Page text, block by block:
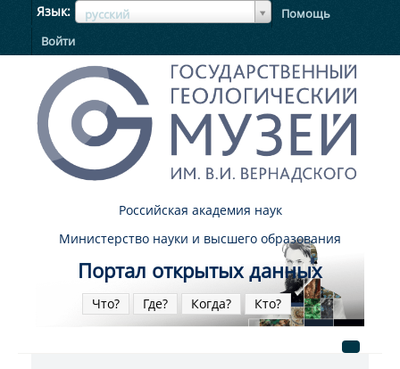
Язык русский
ЯзыкЯзык
Помощь
Войти
Российская академия наук
Министерство науки и высшего образования
Портал открытых данных
Что? Где? Когда? Кто?